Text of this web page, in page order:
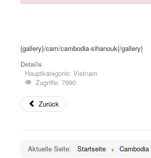
{gallery}/cam/cambodia-sihanouk{/gallery}
Details
Hauptkategorie: Vietnam
Zugriffe: 7990
Zurück
Aktuelle Seite: Startseite Cambodia